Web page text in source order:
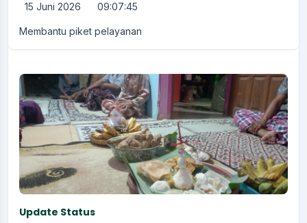
15 Juni 2026 09:07:45
Membantu piket pelayanan
Update Status